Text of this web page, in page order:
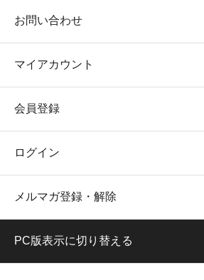
お問い合わせ
マイアカウント
会員登録
ログイン
メルマガ登録・解除
PC版表示に切り替える